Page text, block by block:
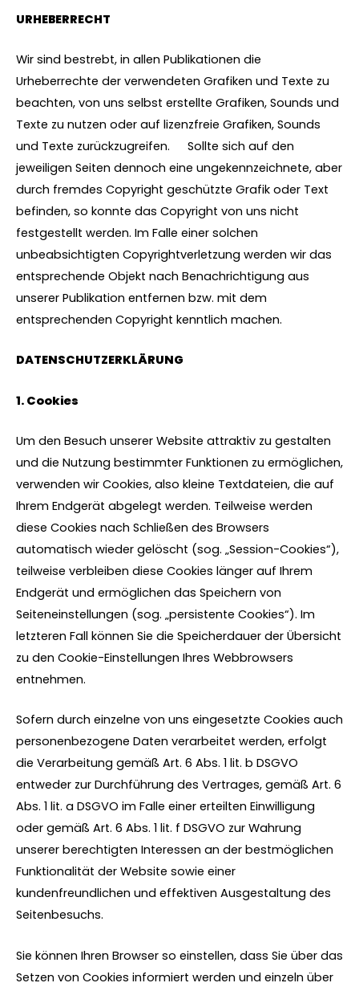
URHEBERRECHT
Wir sind bestrebt, in allen Publikationen die
Urheberrechte der verwendeten Grafiken und Texte zu
beachten, von uns selbst erstellte Grafiken, Sounds und
Texte zu nutzen oder auf lizenzfreie Grafiken, Sounds
und Texte zurückzugreifen. Sollte sich auf den
jeweiligen Seiten dennoch eine ungekennzeichnete, aber
durch fremdes Copyright geschützte Grafik oder Text
befinden, so konnte das Copyright von uns nicht
festgestellt werden. Im Falle einer solchen
unbeabsichtigten Copyrightverletzung werden wir das
entsprechende Objekt nach Benachrichtigung aus
unserer Publikation entfernen bzw. mit dem
entsprechenden Copyright kenntlich machen.
DATENSCHUTZERKLÄRUNG
1. Cookies
Um den Besuch unserer Website attraktiv zu gestalten
und die Nutzung bestimmter Funktionen zu ermöglichen,
verwenden wir Cookies, also kleine Textdateien, die auf
Ihrem Endgerät abgelegt werden. Teilweise werden
diese Cookies nach Schließen des Browsers
automatisch wieder gelöscht (sog. „Session-Cookies“),
teilweise verbleiben diese Cookies länger auf Ihrem
Endgerät und ermöglichen das Speichern von
Seiteneinstellungen (sog. „persistente Cookies“). Im
letzteren Fall können Sie die Speicherdauer der Übersicht
zu den Cookie-Einstellungen Ihres Webbrowsers
entnehmen.
Sofern durch einzelne von uns eingesetzte Cookies auch
personenbezogene Daten verarbeitet werden, erfolgt
die Verarbeitung gemäß Art. 6 Abs. 1 lit. b DSGVO
entweder zur Durchführung des Vertrages, gemäß Art. 6
Abs. 1 lit. a DSGVO im Falle einer erteilten Einwilligung
oder gemäß Art. 6 Abs. 1 lit. f DSGVO zur Wahrung
unserer berechtigten Interessen an der bestmöglichen
Funktionalität der Website sowie einer
kundenfreundlichen und effektiven Ausgestaltung des
Seitenbesuchs.
Sie können Ihren Browser so einstellen, dass Sie über das
Setzen von Cookies informiert werden und einzeln über